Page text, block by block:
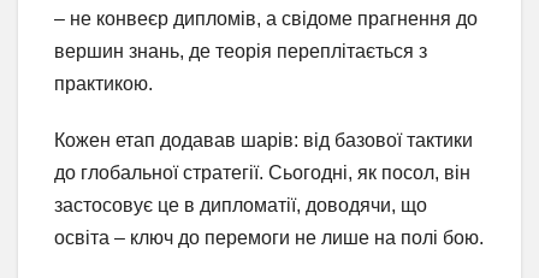
– не конвеєр дипломів, а свідоме прагнення до
вершин знань, де теорія переплітається з
практикою.
Кожен етап додавав шарів: від базової тактики
до глобальної стратегії. Сьогодні, як посол, він
застосовує це в дипломатії, доводячи, що
освіта – ключ до перемоги не лише на полі бою.